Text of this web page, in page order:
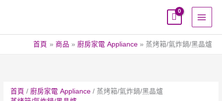
首頁 商品 廚房家電 Appliance 蒸烤箱/氣炸鍋/黑晶爐
首頁 / 廚房家電 Appliance / 蒸烤箱/氣炸鍋/黑晶爐